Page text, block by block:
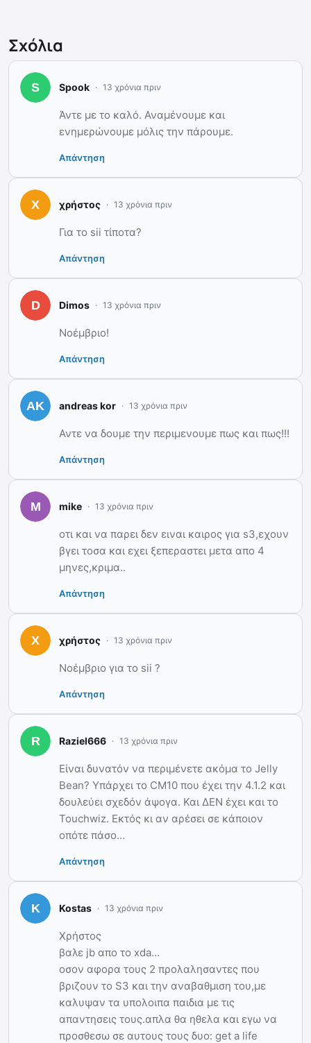
Σχόλια
Spook 13 χρόνια πριν
Άντε με το καλό. Αναμένουμε και
ενημερώνουμε μόλις την πάρουμε.
Απάντηση
χρήστος 13 χρόνια πριν
Για το sii τίποτα?
Απάντηση
Dimos 13 χρόνια πριν
Νοέμβριο!
Απάντηση
andreas kor 13 χρόνια πριν
Αντε να δουμε την περιμενουμε πως και πως!!!
Απάντηση
mike 13 χρόνια πριν
οτι και να παρει δεν ειναι καιρος για s3,εχουν
βγει τοσα και εχει ξεπεραστει μετα απο 4
μηνες,κριμα..
Απάντηση
χρήστος 13 χρόνια πριν
Νοέμβριο για το sii ?
Απάντηση
Raziel666 13 χρόνια πριν
Είναι δυνατόν να περιμένετε ακόμα το Jelly
Bean? Υπάρχει το CM10 που έχει την 4.1.2 και
δουλεύει σχεδόν άψογα. Και ΔΕΝ έχει και το
Touchwiz. Εκτός κι αν αρέσει σε κάποιον
οπότε πάσο…
Απάντηση
Kostas 13 χρόνια πριν
Χρήστος
βαλε jb απο το xda…
οσον αφορα τους 2 προλαλησαντες που
βριζουν το S3 και την αναβαθμιση του,με
καλυψαν τα υπολοιπα παιδια με τις
απαντησεις τους.απλα θα ηθελα και εγω να
προσθεσω σε αυτους τους δυο: get a life